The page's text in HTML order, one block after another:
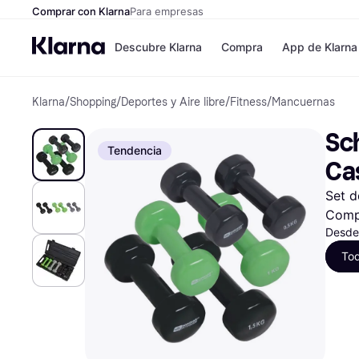
Comprar con KlarnaPara empresas
Descubre Klarna
Formas de pago
Paga ahora
Paga en 3 plazos
Paga en 30 días
Financiación
Klarna en Apple
Compra
Tiendas
Zalando
JD Sports
Directorio de
App de Klarna
Klarna/Shopping/Deportes y Aire libre/Fitness/Mancuernas
Tendencia
Set